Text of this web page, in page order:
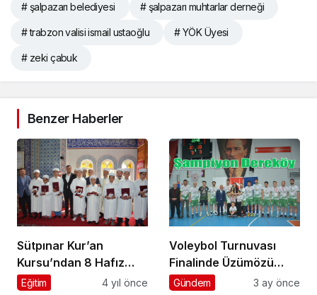
# şalpazarı belediyesi # şalpazarı muhtarlar derneği
# trabzon valisi ismail ustaoğlu # YÖK Üyesi
# zeki çabuk
Benzer Haberler
Sütpınar Kur’an
Kursu’ndan 8 Hafız
daha
Eğitim 4 yıl önce
Voleybol Turnuvası
Finalinde Üzümözü
Takımını 3-1 Mağlup
Gündem 3 ay önce